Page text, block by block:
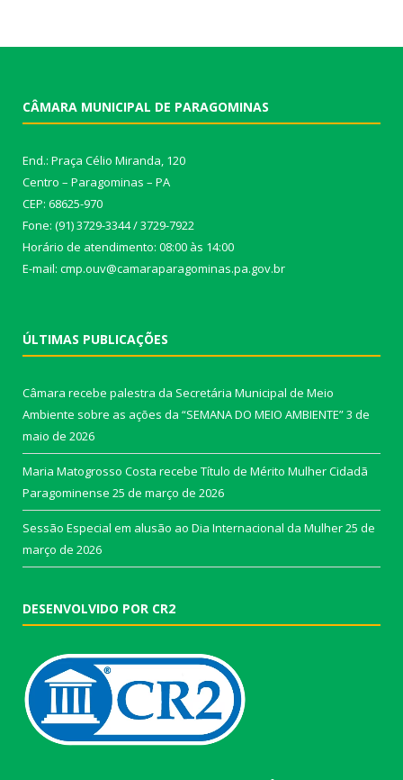
CÂMARA MUNICIPAL DE PARAGOMINAS
End.: Praça Célio Miranda, 120
Centro – Paragominas – PA
CEP: 68625-970
Fone: (91) 3729-3344 / 3729-7922
Horário de atendimento: 08:00 às 14:00
E-mail: cmp.ouv@camaraparagominas.pa.gov.br
ÚLTIMAS PUBLICAÇÕES
Câmara recebe palestra da Secretária Municipal de Meio
Ambiente sobre as ações da “SEMANA DO MEIO AMBIENTE”3 de
maio de 2026
Maria Matogrosso Costa recebe Título de Mérito Mulher Cidadã
Paragominense 25 de março de 2026
Sessão Especial em alusão ao Dia Internacional da Mulher25 de
março de 2026
DESENVOLVIDO POR CR2